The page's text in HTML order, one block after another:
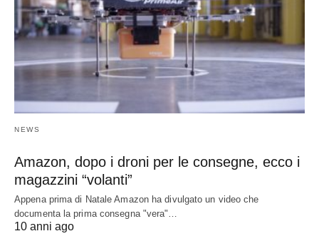
NEWS
Amazon, dopo i droni per le consegne, ecco i
magazzini “volanti”
Appena prima di Natale Amazon ha divulgato un video che
documenta la prima consegna "vera"…
10 anni ago